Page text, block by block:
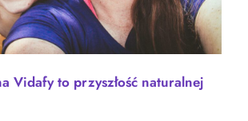
Vidafy to przyszłość naturalnej